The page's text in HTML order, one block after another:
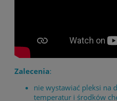
Zalecenia:
nie wystawiać pleksi na
temperatur i środków